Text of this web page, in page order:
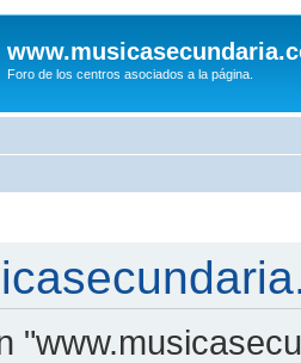
Foro de los centros asociados a la página.